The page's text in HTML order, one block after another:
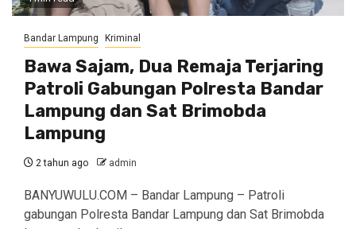
Bandar Lampung Kriminal
Bawa Sajam, Dua Remaja Terjaring
Patroli Gabungan Polresta Bandar
Lampung dan Sat Brimobda
Lampung
2 tahun ago admin
BANYUWULU.COM – Bandar Lampung – Patroli
gabungan Polresta Bandar Lampung dan Sat Brimobda